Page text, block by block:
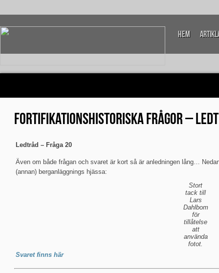
Hem
FORTIFIKATIONSHISTORISKA FRÅGOR –
Ledtråd – Fråga 20
Även om både frågan och svaret är kort så är anledningen lång…
(annan) berganläggnings hjässa:
Stort
tack till
Lars
Dahlbom
för
tillåtelse
att
använda
fotot.
Svaret finns här